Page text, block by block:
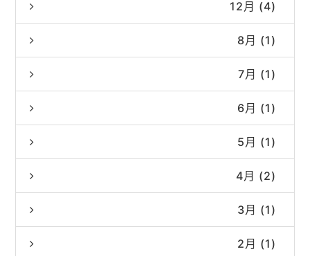
12月 (4)
8月 (1)
7月 (1)
6月 (1)
5月 (1)
4月 (2)
3月 (1)
2月 (1)